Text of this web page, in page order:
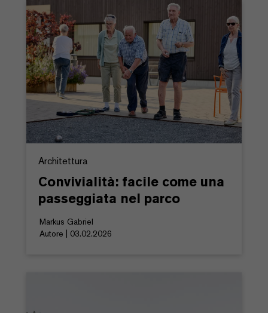
Architettura
Convivialità: facile come una
passeggiata nel parco
Markus Gabriel
Autore | 03.02.2026